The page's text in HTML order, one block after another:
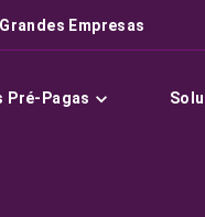
Grandes Empresas
Pré-Pagas